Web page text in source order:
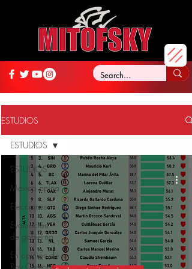
ESTUDIOS
ESTUDIOS
México opina
Elecciones
Evaluación
de gobierno
En opinión de
Roy Campos
ESTUDIOS